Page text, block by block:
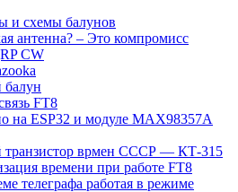
и схемы балунов
антенна? – Это компромисс
CW
балун
FT8
на ESP32 и модуле MAX98357A
врмен СССР — КТ-315
времени при работе FT8
телеграфа работая в режиме